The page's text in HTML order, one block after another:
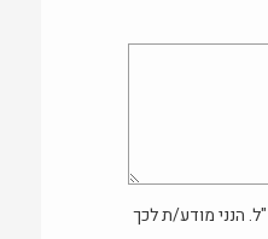
הנני מודע/ת לכך